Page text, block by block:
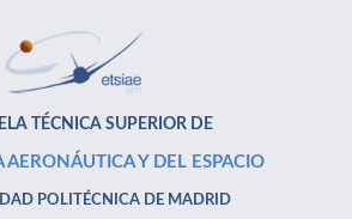
TÉCNICA SUPERIOR DE
AERONÁUTICA Y DEL ESPACIO
POLITÉCNICA DE MADRID